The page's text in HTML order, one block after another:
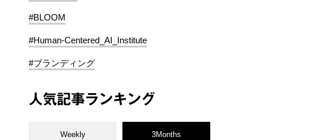
#BLOOM
#Human-Centered_AI_Institute
#ブランディング
人気記事ランキング
Weekly 3Months